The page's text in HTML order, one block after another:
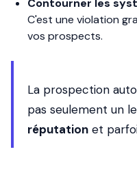
Contourner les
C'est une violation
vos prospects.
La prospection
pas seulement un
réputation et